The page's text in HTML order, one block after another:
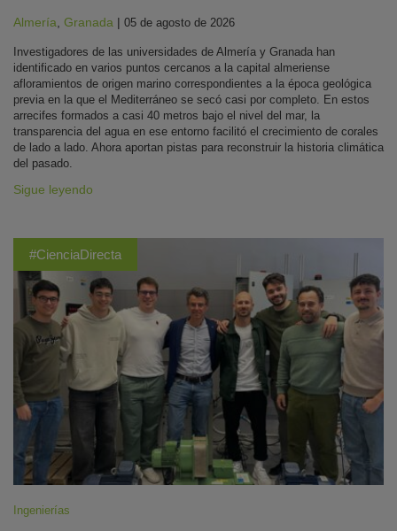
Almería Granada | 05 de agosto de 2026
Investigadores de las universidades de Almería y Granada han
identificado en varios puntos cercanos a la capital almeriense
afloramientos de origen marino correspondientes a la época geológica
previa en la que el Mediterráneo se secó casi por completo. En estos
arrecifes formados a casi 40 metros bajo el nivel del mar, la
transparencia del agua en ese entorno facilitó el crecimiento de corales
de lado a lado. Ahora aportan pistas para reconstruir la historia climática
del pasado.
Sigue leyendo
#CienciaDirecta
Ingenierías